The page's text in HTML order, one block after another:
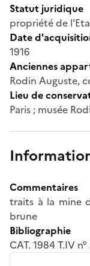
Statut juridique
propriété de
Date
1916
Anciennes
Rodin Auguste,
Lieu de
Paris ; musée
Commentaires
traits à la mine
brune
Bibliographie
CAT. 1984 T.IV